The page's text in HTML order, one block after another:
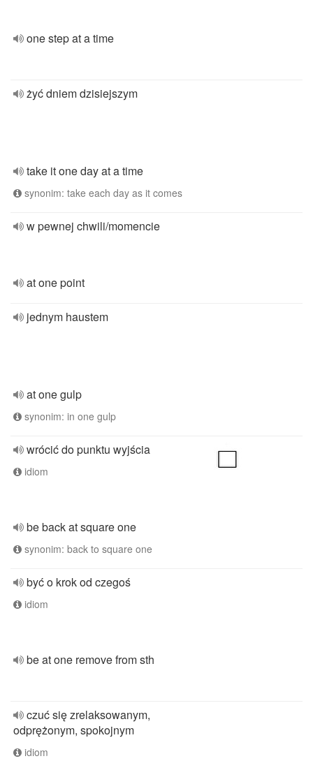
one step at a time
żyć dniem dzisiejszym
take it one day at a time
synonim: take each day as it comes
w pewnej chwili/momencie
at one point
jednym haustem
at one gulp
synonim: in one gulp
wrócić do punktu wyjścia
idiom
be back at square one
synonim: back to square one
być o krok od czegoś
idiom
be at one remove from sth
czuć się zrelaksowanym,
odprężonym, spokojnym
idiom